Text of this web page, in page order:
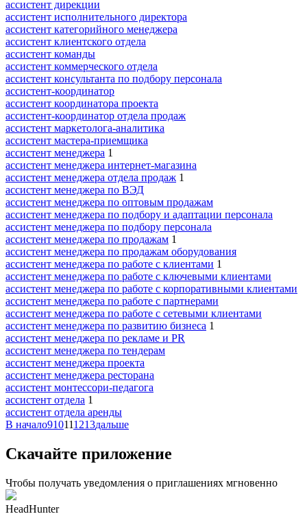
ассистент дирекции
ассистент исполнительного директора
ассистент категорийного менеджера
ассистент клиентского отдела
ассистент команды
ассистент коммерческого отдела
ассистент консультанта по подбору персонала
ассистент-координатор
ассистент координатора проекта
ассистент-координатор отдела продаж
ассистент маркетолога-аналитика
ассистент мастера-приемщика
ассистент менеджера 1
ассистент менеджера интернет-магазина
ассистент менеджера отдела продаж 1
ассистент менеджера по ВЭД
ассистент менеджера по оптовым продажам
ассистент менеджера по подбору и адаптации персонала
ассистент менеджера по подбору персонала
ассистент менеджера по продажам 1
ассистент менеджера по продажам оборудования
ассистент менеджера по работе с клиентами 1
ассистент менеджера по работе с ключевыми клиентами
ассистент менеджера по работе с корпоративными клиентами
ассистент менеджера по работе с партнерами
ассистент менеджера по работе с сетевыми клиентами
ассистент менеджера по развитию бизнеса 1
ассистент менеджера по рекламе и PR
ассистент менеджера по тендерам
ассистент менеджера проекта
ассистент менеджера ресторана
ассистент монтессори-педагога
ассистент отдела 1
ассистент отдела аренды
В начало910111213дальше
Скачайте приложение
Чтобы получать уведомления о приглашениях мгновенно
HeadHunter